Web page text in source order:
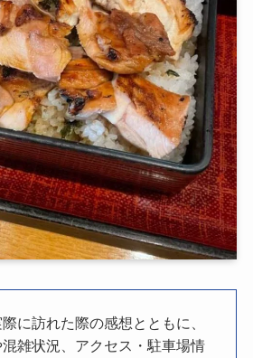
に訪れた際の感想とともに、
雑状況、アクセス・駐車場情